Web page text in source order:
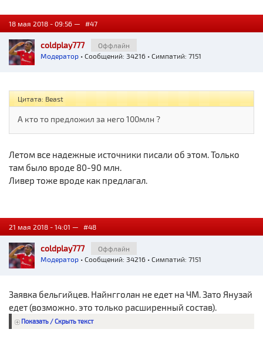
18 мая 2018 - 09:56 — #47
coldplay777
Оффлайн
Модератор • Сообщений: 34216 • Симпатий: 7151
Цитата: Beast
А кто то предложил за него 100млн ?
Летом все надежные источники писали об этом. Только
там было вроде 80-90 млн.
Ливер тоже вроде как предлагал.
21 мая 2018 - 14:01 — #48
coldplay777
Оффлайн
Модератор • Сообщений: 34216 • Симпатий: 7151
Заявка бельгийцев. Найнгголан не едет на ЧМ. Зато Янузай
едет (возможно. это только расширенный состав).
Показать / Скрыть текст